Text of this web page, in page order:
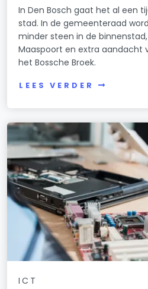
In Den Bosch gaat het al een
stad. In de gemeenteraad
minder steen in de
Maaspoort en extra aandacht
het Bossche Broek.
LEES VERDER
ICT